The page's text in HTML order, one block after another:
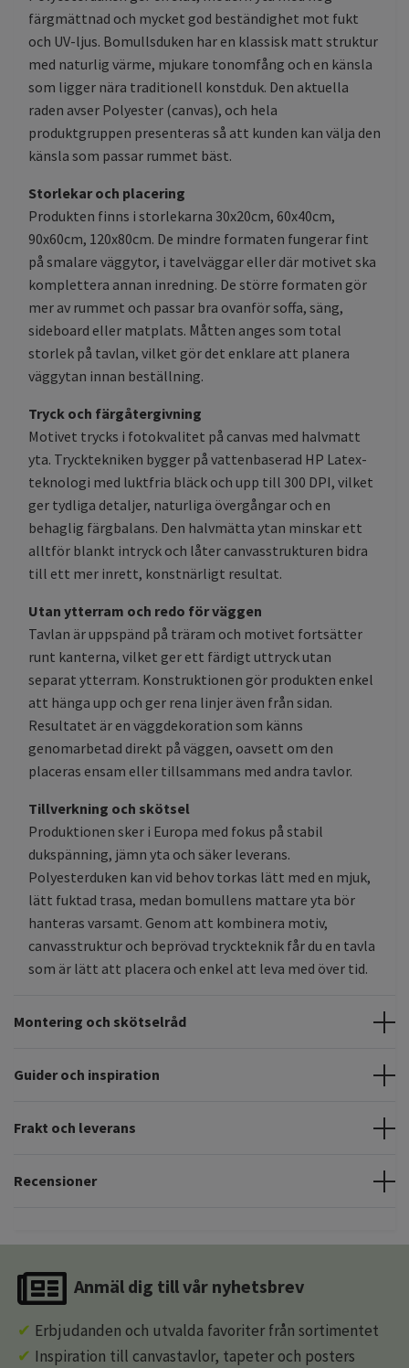
färgmättnad och mycket god beständighet mot fukt
och UV-ljus. Bomullsduken har en klassisk matt struktur
med naturlig värme, mjukare tonomfång och en känsla
som ligger nära traditionell konstduk. Den aktuella
raden avser Polyester (canvas), och hela
produktgruppen presenteras så att kunden kan välja den
känsla som passar rummet bäst.
Storlekar och placering
Produkten finns i storlekarna 30x20cm, 60x40cm,
90x60cm, 120x80cm. De mindre formaten fungerar fint
på smalare väggytor, i tavelväggar eller där motivet ska
komplettera annan inredning. De större formaten gör
mer av rummet och passar bra ovanför soffa, säng,
sideboard eller matplats. Måtten anges som total
storlek på tavlan, vilket gör det enklare att planera
väggytan innan beställning.
Tryck och färgåtergivning
Motivet trycks i fotokvalitet på canvas med halvmatt
yta. Trycktekniken bygger på vattenbaserad HP Latex-
teknologi med luktfria bläck och upp till 300 DPI, vilket
ger tydliga detaljer, naturliga övergångar och en
behaglig färgbalans. Den halvmätta ytan minskar ett
alltför blankt intryck och låter canvasstrukturen bidra
till ett mer inrett, konstnärligt resultat.
Utan ytterram och redo för väggen
Tavlan är uppspänd på träram och motivet fortsätter
runt kanterna, vilket ger ett färdigt uttryck utan
separat ytterram. Konstruktionen gör produkten enkel
att hänga upp och ger rena linjer även från sidan.
Resultatet är en väggdekoration som känns
genomarbetad direkt på väggen, oavsett om den
placeras ensam eller tillsammans med andra tavlor.
Tillverkning och skötsel
Produktionen sker i Europa med fokus på stabil
dukspänning, jämn yta och säker leverans.
Polyesterduken kan vid behov torkas lätt med en mjuk,
lätt fuktad trasa, medan bomullens mattare yta bör
hanteras varsamt. Genom att kombinera motiv,
canvasstruktur och beprövad tryckteknik får du en tavla
som är lätt att placera och enkel att leva med över tid.
Montering och skötselråd
Guider och inspiration
Frakt och leverans
Recensioner
Anmäl dig till vår nyhetsbrev
✔ Erbjudanden och utvalda favoriter från sortimentet
✔ Inspiration till canvastavlor, tapeter och posters